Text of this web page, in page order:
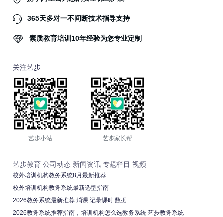
365天多对一不间断技术指导支持
素质教育培训10年经验为您专业定制
关注艺步
艺步小站 艺步家长帮
艺步教育 公司动态 新闻资讯 专题栏目 视频
校外培训机构教务系统8月最新推荐
校外培训机构教务系统最新选型指南
2026教务系统最新推荐 消课 记录课时 数据
2026教务系统推荐指南，培训机构怎么选教务系统 艺步教务系统